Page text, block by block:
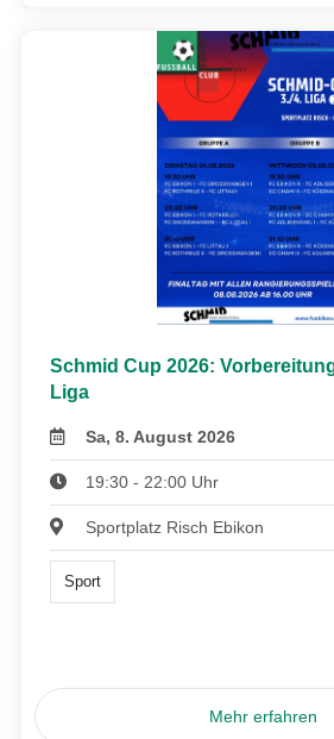
Schmid Cup 2026:
Liga
Sa, 8. August 2026
19:30 - 22:00 Uhr
Sportplatz Risch Ebikon
Sport
Mehr erfahren